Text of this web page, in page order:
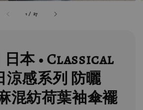
1 / 27
日本 • Classical
涼感系列 防曬
混紡荷葉袖傘襬